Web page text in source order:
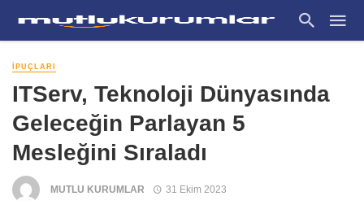
İPUÇLARI
ITServ, Teknoloji Dünyasında
Geleceğin Parlayan 5
Mesleğini Sıraladı
MUTLU KURUMLAR 31 Ekim 2023